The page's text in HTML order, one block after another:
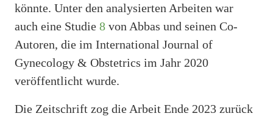
könnte. Unter den analysierten Arbeiten war
auch eine Studie 8 von Abbas und seinen Co-
Autoren, die im International Journal of
Gynecology & Obstetrics im Jahr 2020
veröffentlicht wurde.
Die Zeitschrift zog die Arbeit Ende 2023 zurück